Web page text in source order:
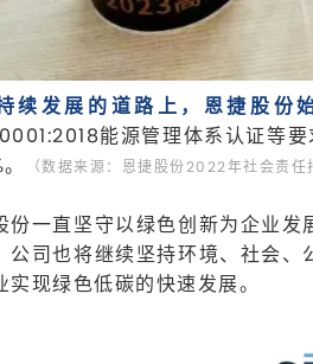
续发展的道路上，恩捷股份
能源管理体系认证等要
（数据来源：恩捷股份2022年社会责任
份一直坚守以绿色创新为企业发
公司也将继续坚持环境、社会
实现绿色低碳的快速发展。